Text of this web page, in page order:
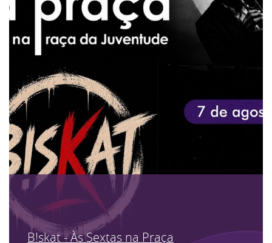
B!skat - Às Sextas na Praça